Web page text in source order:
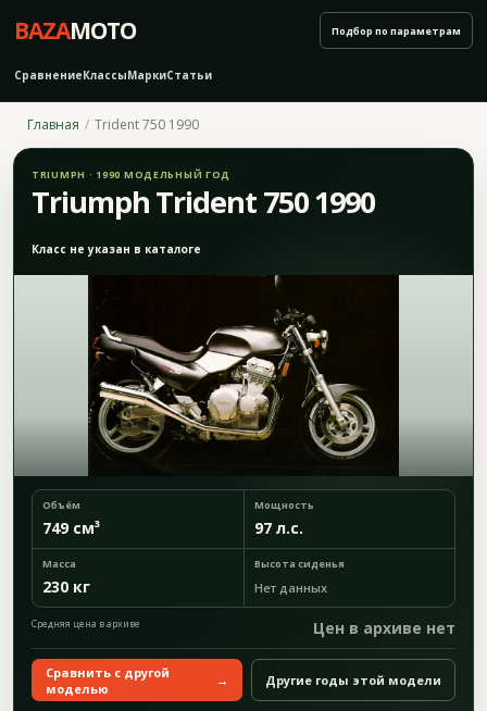
BAZAMOTO
СравнениеКлассыМаркиСтатьи
Подбор по параметрам
Главная Trident 750 1990
TRIUMPH · 1990 МОДЕЛЬНЫЙ ГОД
Triumph Trident 750 1990
Класс не указан в каталоге
Объём
749 см³
Мощность
97 л.с.
Масса
230 кг
Высота сиденья
Нет данных
Средняя цена в архиве Цен в архиве нет
Сравнить с другой
моделью
→ Другие годы этой модели